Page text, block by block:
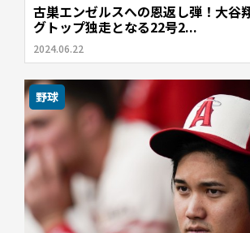
古巣エンゼルスへの恩返し弾！大谷
グトップ独走となる22号2...
2024.06.22
野球